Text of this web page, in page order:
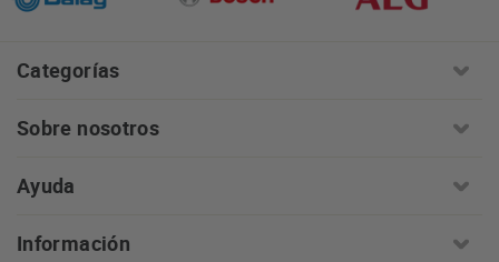
Categorías
Sobre nosotros
Ayuda
Información